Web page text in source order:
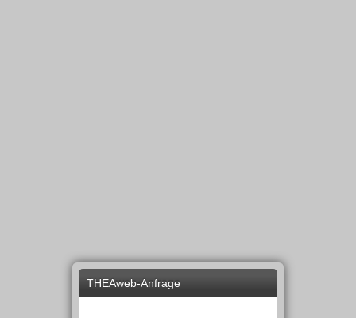
THEAweb-Anfrage